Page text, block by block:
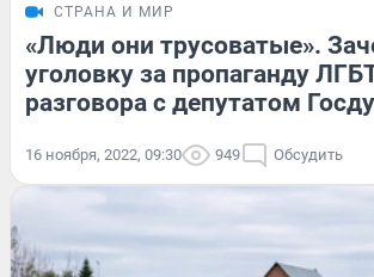
СТРАНА И МИР
«Люди они трусоватые».
уголовку за пропаганду
разговора с депутатом
16 ноября, 2022, 09:30 949 Обсудить